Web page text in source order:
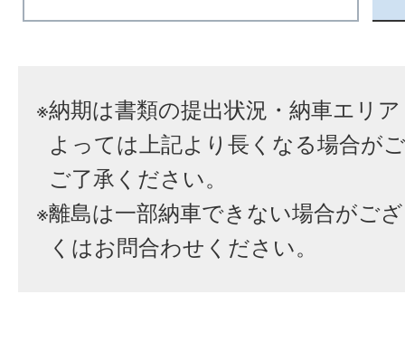
※納期は書類の提出状況・納車エリ
よっては上記より長くなる場合が
ご了承ください。
※離島は一部納車できない場合がご
くはお問合わせください。